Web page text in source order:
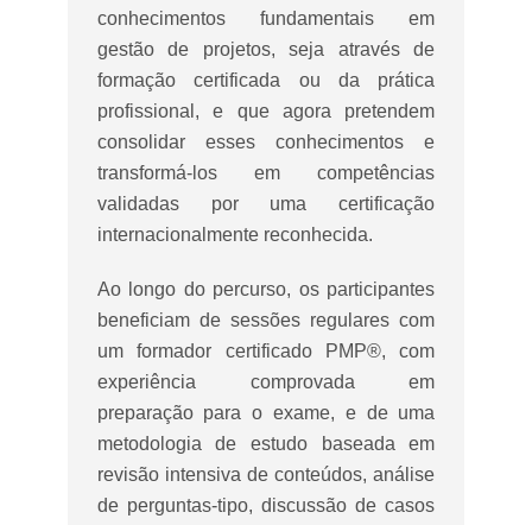
conhecimentos fundamentais em
gestão de projetos, seja através de
formação certificada ou da prática
profissional, e que agora pretendem
consolidar esses conhecimentos e
transformá-los em competências
validadas por uma certificação
internacionalmente reconhecida.
Ao longo do percurso, os participantes
beneficiam de sessões regulares com
um formador certificado PMP®, com
experiência comprovada em
preparação para o exame, e de uma
metodologia de estudo baseada em
revisão intensiva de conteúdos, análise
de perguntas-tipo, discussão de casos